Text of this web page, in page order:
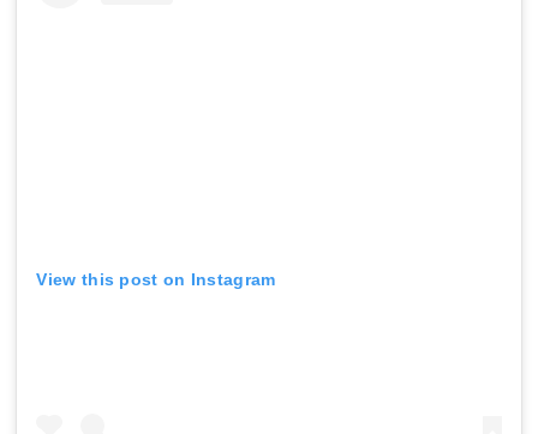
View this post on Instagram